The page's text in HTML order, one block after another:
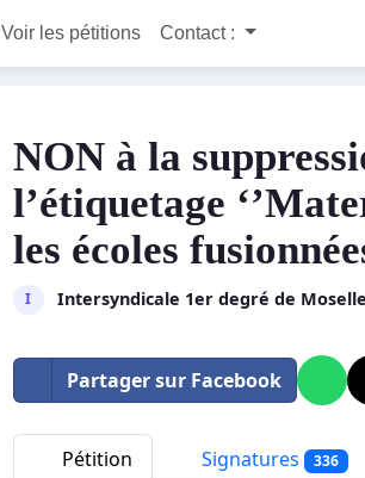
Voir les pétitions Contact :
NON à la
l’étiquetage
les écoles
I Intersyndicale 1er degré de Moselle
Partager sur Facebook
Pétition Signatures 336